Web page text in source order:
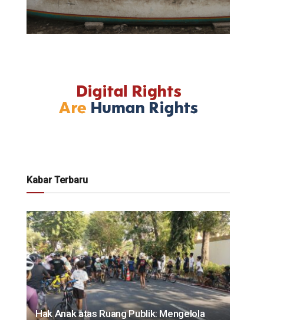
Kabar Terbaru
Hak Anak atas Ruang Publik: Mengelola